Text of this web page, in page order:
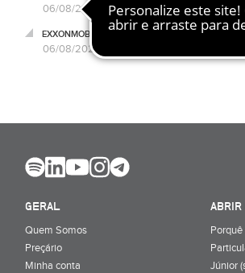
06/08/2026 23:11
EXXONMOBIL JÁ ESCOLHEU EMPREITEIRO
06/08/2026 22:54
GERAL
Quem Somos
Preçário
Minha conta
ABRIR
Júnior